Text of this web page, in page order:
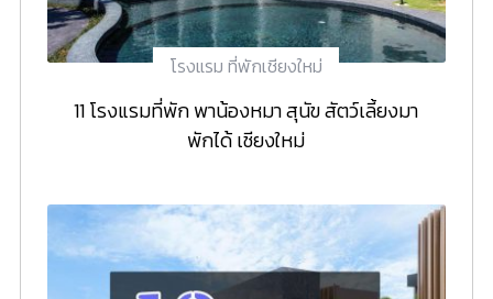
โรงแรม ที่พักเชียงใหม่
11 โรงแรมที่พัก พาน้องหมา สุนัข สัตว์เลี้ยงมา
พักได้ เชียงใหม่